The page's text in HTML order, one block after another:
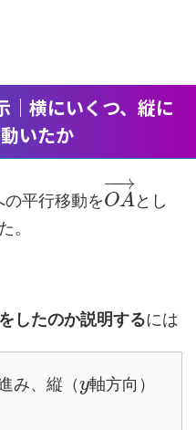
｜横にいくつ、縦に
いたか
平行移動をOA
−→
−
とし
。
したのか説明するには
み、縦（y軸方向）